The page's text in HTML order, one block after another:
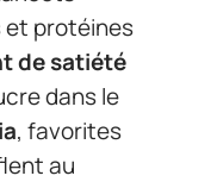
et protéines
de satiété
dans le
, favorites
au